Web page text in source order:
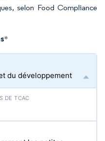
selon Food Compliance
*
du développement